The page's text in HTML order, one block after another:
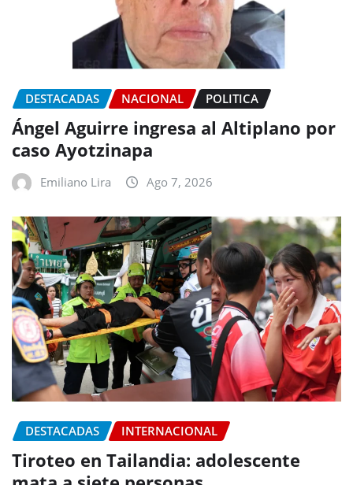
DESTACADAS NACIONAL POLITICA
Ángel Aguirre ingresa al Altiplano por
caso Ayotzinapa
Emiliano Lira Ago 7, 2026
DESTACADAS INTERNACIONAL
Tiroteo en Tailandia: adolescente